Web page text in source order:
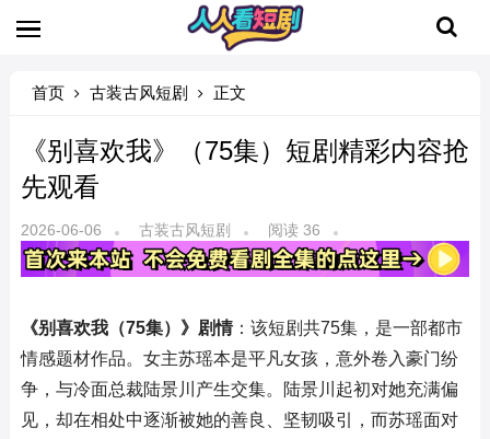
首页 古装古风短剧 正文
《别喜欢我》（75集）短剧精彩内容抢
先观看
2026-06-06 古装古风短剧 阅读 36
《别喜欢我（75集）》剧情：该短剧共75集，是一部都市
情感题材作品。女主苏瑶本是平凡女孩，意外卷入豪门纷
争，与冷面总裁陆景川产生交集。陆景川起初对她充满偏
见，却在相处中逐渐被她的善良、坚韧吸引，而苏瑶面对